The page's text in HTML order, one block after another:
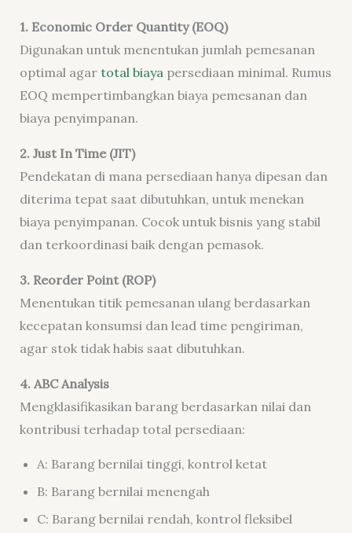
1. Economic Order Quantity (EOQ)
Digunakan untuk menentukan jumlah pemesanan
optimal agar total biaya persediaan minimal. Rumus
EOQ mempertimbangkan biaya pemesanan dan
biaya penyimpanan.
2. Just In Time (JIT)
Pendekatan di mana persediaan hanya dipesan dan
diterima tepat saat dibutuhkan, untuk menekan
biaya penyimpanan. Cocok untuk bisnis yang stabil
dan terkoordinasi baik dengan pemasok.
3. Reorder Point (ROP)
Menentukan titik pemesanan ulang berdasarkan
kecepatan konsumsi dan lead time pengiriman,
agar stok tidak habis saat dibutuhkan.
4. ABC Analysis
Mengklasifikasikan barang berdasarkan nilai dan
kontribusi terhadap total persediaan:
A: Barang bernilai tinggi, kontrol ketat
B: Barang bernilai menengah
C: Barang bernilai rendah, kontrol fleksibel